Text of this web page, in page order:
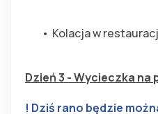
Kolacja w
Dzień 3 - Wycieczka na
! Dziś rano będzie